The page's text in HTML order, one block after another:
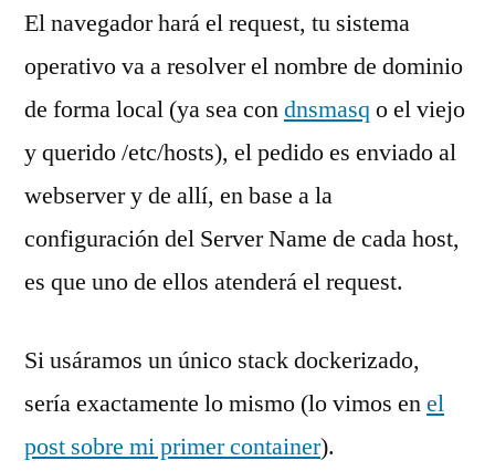
El navegador hará el request, tu sistema
operativo va a resolver el nombre de dominio
de forma local (ya sea condnsmasq o el viejo
y querido /etc/hosts), el pedido es enviado al
webserver y de allí, en base a la
configuración del Server Name de cada host,
es que uno de ellos atenderá el request.
Si usáramos un único stack dockerizado,
sería exactamente lo mismo (lo vimos enel
post sobre mi primer container).